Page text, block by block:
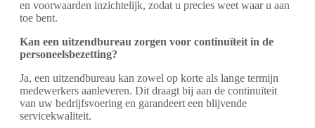
en voorwaarden inzichtelijk, zodat u precies weet waar u aan
toe bent.
Kan een uitzendbureau zorgen voor continuïteit in de
personeelsbezetting?
Ja, een uitzendbureau kan zowel op korte als lange termijn
medewerkers aanleveren. Dit draagt bij aan de continuïteit
van uw bedrijfsvoering en garandeert een blijvende
servicekwaliteit.